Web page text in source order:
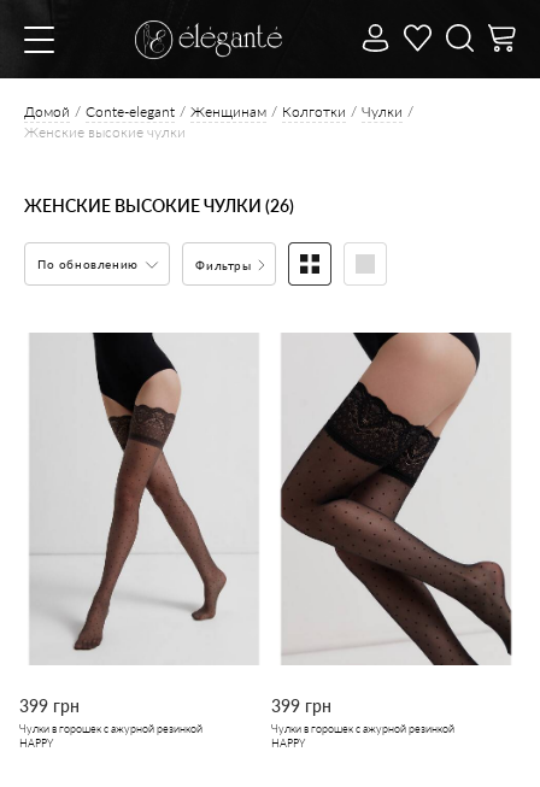
Домой Conte-elegant Женщинам Колготки
Чулки
Женские высокие чулки
ЖЕНСКИЕ ВЫСОКИЕ ЧУЛКИ (26)
По обновлению Фильтры
399 грн
Чулки в горошек с ажурной резинкой
HAPPY
399 грн
Чулки в горошек с ажурной резинкой
HAPPY